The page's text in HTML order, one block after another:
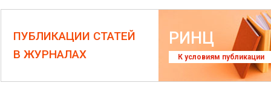
ПУБЛИКАЦИИ СТАТЕЙ
В ЖУРНАЛАХ
РИНЦ
К условиям публикации